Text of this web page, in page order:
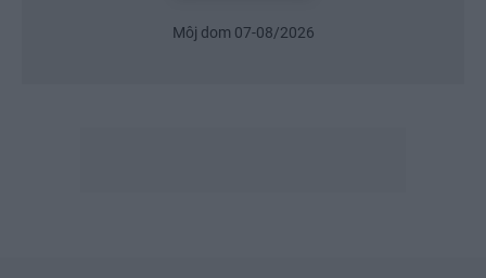
Môj dom 07-08/2026